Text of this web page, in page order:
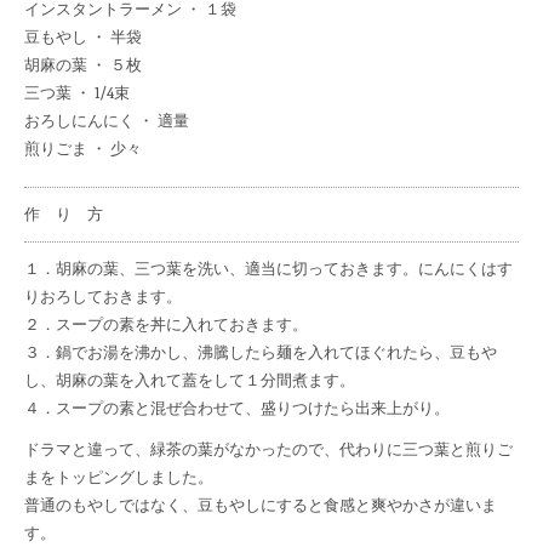
インスタントラーメン ・ １袋
豆もやし ・ 半袋
胡麻の葉 ・ ５枚
三つ葉 ・ 1/4束
おろしにんにく ・ 適量
煎りごま ・ 少々
作 り 方
１．胡麻の葉、三つ葉を洗い、適当に切っておきます。にんにくはす
りおろしておきます。
２．スープの素を丼に入れておきます。
３．鍋でお湯を沸かし、沸騰したら麺を入れてほぐれたら、豆もや
し、胡麻の葉を入れて蓋をして１分間煮ます。
４．スープの素と混ぜ合わせて、盛りつけたら出来上がり。
ドラマと違って、緑茶の葉がなかったので、代わりに三つ葉と煎りご
まをトッピングしました。
普通のもやしではなく、豆もやしにすると食感と爽やかさが違いま
す。